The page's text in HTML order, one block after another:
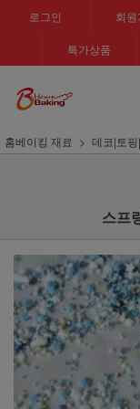
로그인 회원
특가상품
홈베이킹 재료 데코|토
스프